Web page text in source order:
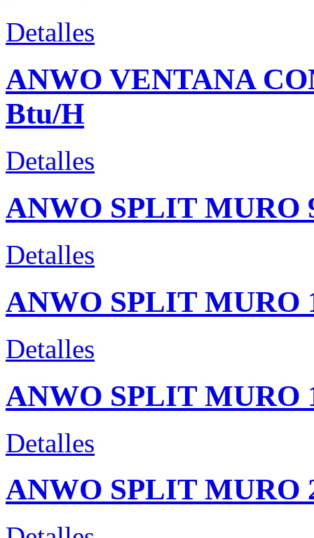
Detalles
ANWO VENTANA
Btu/H
Detalles
ANWO SPLIT MURO
Detalles
ANWO SPLIT MURO
Detalles
ANWO SPLIT MURO
Detalles
ANWO SPLIT MURO